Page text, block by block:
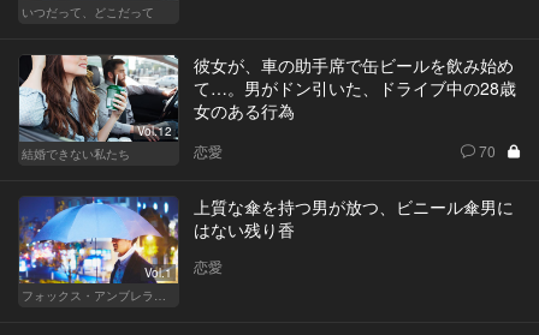
いつだって、どこだって
Vol.12
結婚できない私たち
彼女が、車の助手席で缶ビールを飲み始め
て…。男がドン引いた、ドライブ中の28歳
女のある行為
恋愛 70
Vol.1
フォックス・アンブレラの男
上質な傘を持つ男が放つ、ビニール傘男に
はない残り香
恋愛